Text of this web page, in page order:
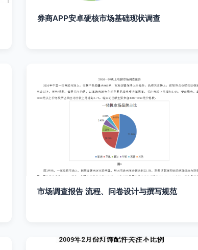
券商APP安卓硬核市场基础现状调查
市场调查报告 流程、问卷设计与撰写规范